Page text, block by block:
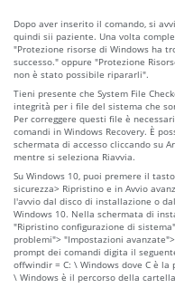
Dopo aver inserito il comando, si
quindi sii paziente. Una volta
"Protezione risorse di Windows ha
successo." oppure "Protezione
non è stato possibile ripararli".
Tieni presente che System File
integrità per i file del sistema che
Per correggere questi file è
comandi in Windows Recovery. È
schermata di accesso cliccando su
mentre si seleziona Riavvia.
Su Windows 10, puoi premere il
sicurezza> Ripristino e in Avvio
l'avvio dal disco di installazione o
Windows 10. Nella schermata di
"Ripristino configurazione di
problemi"> "Impostazioni
prompt dei comandi digita il
offwindir = C: \ Windows dove C è
\ Windows è il percorso della